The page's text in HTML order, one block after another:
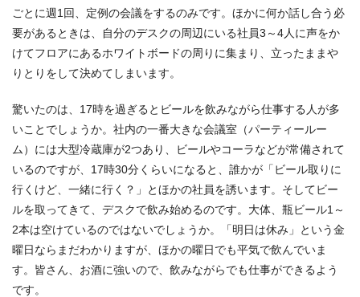
ごとに週1回、定例の会議をするのみです。ほかに何か話し合う必
要があるときは、自分のデスクの周辺にいる社員3～4人に声をか
けてフロアにあるホワイトボードの周りに集まり、立ったままや
りとりをして決めてしまいます。
驚いたのは、17時を過ぎるとビールを飲みながら仕事する人が多
いことでしょうか。社内の一番大きな会議室（パーティールー
ム）には大型冷蔵庫が2つあり、ビールやコーラなどが常備されて
いるのですが、17時30分くらいになると、誰かが「ビール取りに
行くけど、一緒に行く？」とほかの社員を誘います。そしてビー
ルを取ってきて、デスクで飲み始めるのです。大体、瓶ビール1～
2本は空けているのではないでしょうか。「明日は休み」という金
曜日ならまだわかりますが、ほかの曜日でも平気で飲んでいま
す。皆さん、お酒に強いので、飲みながらでも仕事ができるよう
です。